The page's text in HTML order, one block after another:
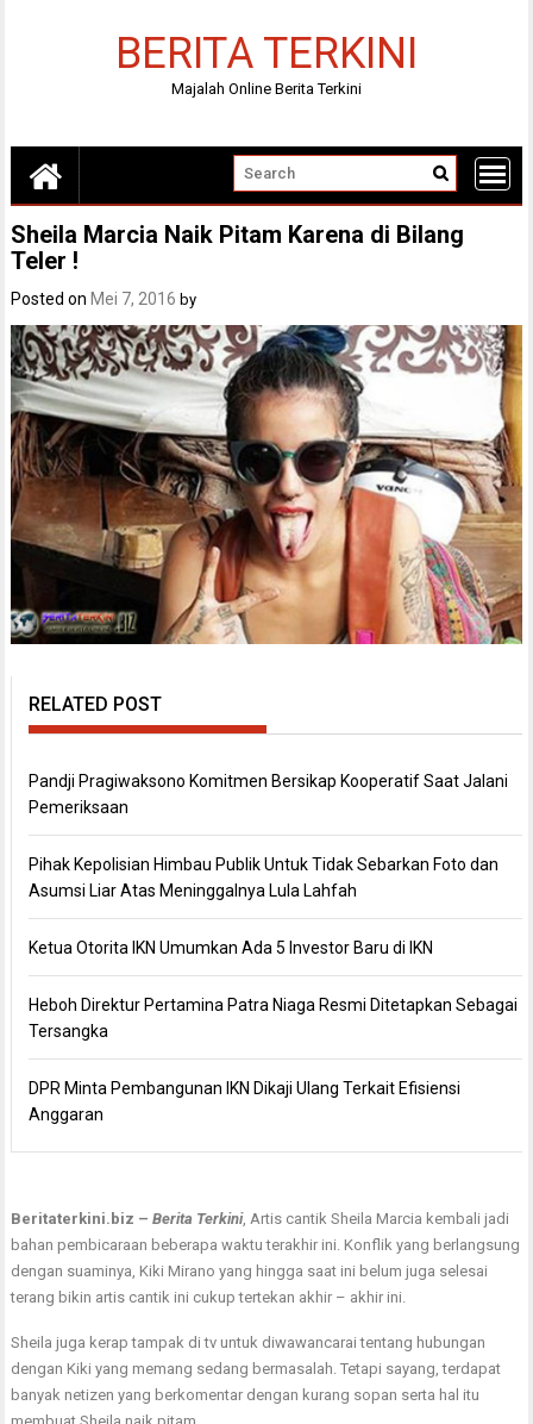
BERITA TERKINI
Majalah Online Berita Terkini
Sheila Marcia Naik Pitam Karena di Bilang
Teler !
Posted on Mei 7, 2016 by
RELATED POST
Pandji Pragiwaksono Komitmen Bersikap Kooperatif Saat Jalani
Pemeriksaan
Pihak Kepolisian Himbau Publik Untuk Tidak Sebarkan Foto dan
Asumsi Liar Atas Meninggalnya Lula Lahfah
Ketua Otorita IKN Umumkan Ada 5 Investor Baru di IKN
Heboh Direktur Pertamina Patra Niaga Resmi Ditetapkan Sebagai
Tersangka
DPR Minta Pembangunan IKN Dikaji Ulang Terkait Efisiensi
Anggaran
Beritaterkini.biz –Berita Terkini, Artis cantik Sheila Marcia kembali jadi
bahan pembicaraan beberapa waktu terakhir ini. Konflik yang berlangsung
dengan suaminya, Kiki Mirano yang hingga saat ini belum juga selesai
terang bikin artis cantik ini cukup tertekan akhir – akhir ini.
Sheila juga kerap tampak di tv untuk diwawancarai tentang hubungan
dengan Kiki yang memang sedang bermasalah. Tetapi sayang, terdapat
banyak netizen yang berkomentar dengan kurang sopan serta hal itu